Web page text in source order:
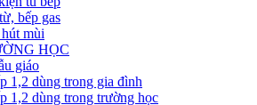
bếp gas
mùi
HỌC
giáo
1,2 dùng trong gia đình
1,2 dùng trong trường học